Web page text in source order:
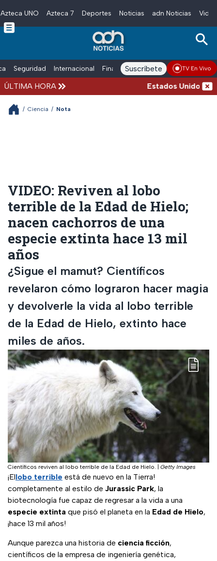
Skip to main content
Azteca UNO Azteca 7 Deportes Noticias adn Noticias
Seguridad Internacional Finanzas adn Noticias Radio
Suscríbete TV En Vivo
ÚLTIMA HORA Estados Unidos
/ Ciencia / Nota
VIDEO: Reviven al lobo
terrible de la Edad de Hielo;
nacen cachorros de una
especie extinta hace 13 mil
años
¿Sigue el mamut? Científicos
revelaron cómo lograron hacer magia
y devolverle la vida al lobo terrible
de la Edad de Hielo, extinto hace
miles de años.
Científicos reviven al lobo terrible de la Edad de Hielo. Getty Images
¡Ellobo terrible está de nuevo en la Tierra!
completamente al estilo de Jurassic Park, la
biotecnología fue capaz de regresar a la vida a una
especie extinta que pisó el planeta en la Edad de Hielo,
¡hace 13 mil años!
Aunque parezca una historia de ciencia ficción,
científicos de la empresa de ingeniería genética,